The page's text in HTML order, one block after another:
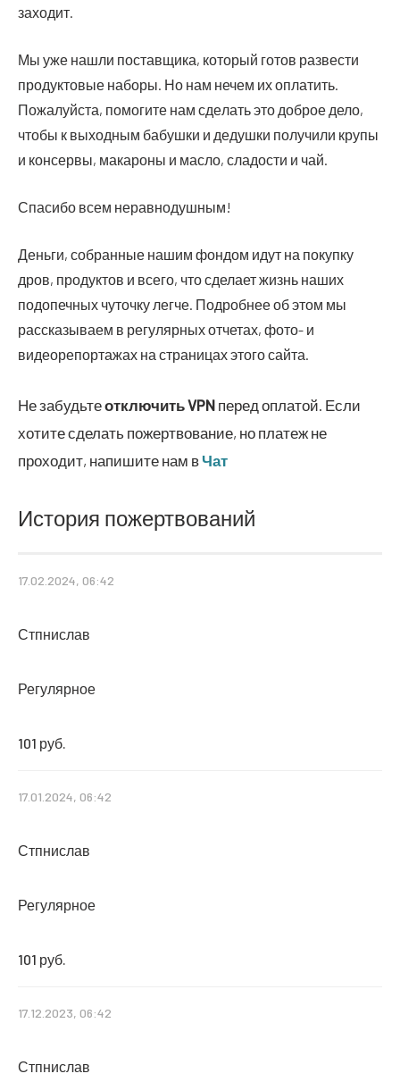
заходит.
Мы уже нашли постав­щи­ка, кото­рый готов раз­ве­сти
про­дук­то­вые набо­ры. Но нам нечем их опла­тить.
Пожа­луй­ста, помо­ги­те нам сде­лать это доб­рое дело,
что­бы к выход­ным бабуш­ки и дедуш­ки полу­чи­ли кру­пы
и кон­сер­вы, мака­ро­ны и мас­ло, сла­до­сти и чай.
Спа­си­бо всем неравнодушным!
Деньги, собранные нашим фондом идут на покупку
дров, продуктов и всего, что сделает жизнь наших
подопечных чуточку легче. Подробнее об этом мы
рассказываем в регулярных отчетах, фото- и
видеорепортажах на страницах этого сайта.
Не забудьтеотключитьVPN перед оплатой. Если
хотите сделать пожертвование, но платеж не
проходит, напишите нам в Чат
История пожертвований
17.02.2024, 06:42
Стпнислав
Регулярное
101 руб.
17.01.2024, 06:42
Стпнислав
Регулярное
101 руб.
17.12.2023, 06:42
Стпнислав